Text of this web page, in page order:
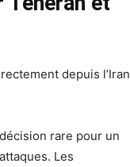
depuis l’Iran
rare pour un
Les